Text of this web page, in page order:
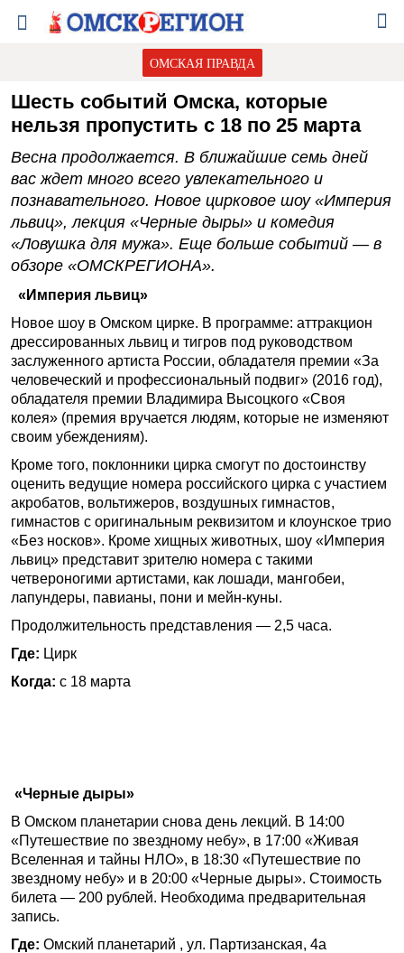
ОМСКАЯ ПРАВДА
Шесть событий Омска, которые
нельзя пропустить с 18 по 25 марта
Весна продолжается. В ближайшие семь дней
вас ждет много всего увлекательного и
познавательного. Новое цирковое шоу «Империя
львиц», лекция «Черные дыры» и комедия
«Ловушка для мужа». Еще больше событий — в
обзоре «ОМСКРЕГИОНА».
«Империя львиц»
Новое шоу в Омском цирке. В программе: аттракцион
дрессированных львиц и тигров под руководством
заслуженного артиста России, обладателя премии «За
человеческий и профессиональный подвиг» (2016 год),
обладателя премии Владимира Высоцкого «Своя
колея» (премия вручается людям, которые не изменяют
своим убеждениям).
Кроме того, поклонники цирка смогут по достоинству
оценить ведущие номера российского цирка с участием
акробатов, вольтижеров, воздушных гимнастов,
гимнастов с оригинальным реквизитом и клоунское трио
«Без носков». Кроме хищных животных, шоу «Империя
львиц» представит зрителю номера с такими
четвероногими артистами, как лошади, мангобеи,
лапундеры, павианы, пони и мейн-куны.
Продолжительность представления — 2,5 часа.
Где: Цирк
Когда: с 18 марта
«Черные дыры»
В Омском планетарии снова день лекций. В 14:00
«Путешествие по звездному небу», в 17:00 «Живая
Вселенная и тайны НЛО», в 18:30 «Путешествие по
звездному небу» и в 20:00 «Черные дыры». Стоимость
билета — 200 рублей. Необходима предварительная
запись.
Где: Омский планетарий , ул. Партизанская, 4а